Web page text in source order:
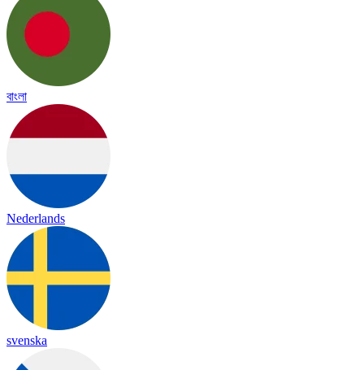
বাংলা
Nederlands
svenska